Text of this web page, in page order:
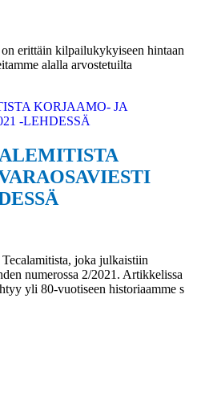
erittäin kilpailukykyiseen hintaan
alalla arvostetuilta
joka julkaistiin
numerossa 2/2021. Artikkelissa
yli 80-vuotiseen historiaamme s